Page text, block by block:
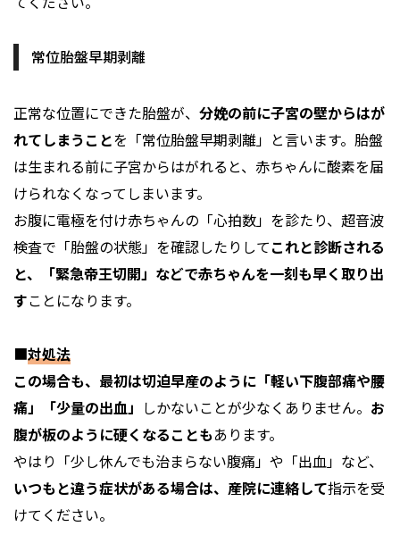
常位胎盤早期剥離
正常な位置にできた胎盤が、 分娩の前に子宮の壁からはが
れてしまうことを「常位胎盤早期剥離」と言います。胎盤
は生まれる前に子宮からはがれると、赤ちゃんに酸素を届
けられなくなってしまいます。
お腹に電極を付け赤ちゃんの「心拍数」を診たり、超音波
検査で「胎盤の状態」を確認したりしてこれと診断される
と、「緊急帝王切開」などで赤ちゃんを一刻も早く取り出
すことになります。
■対処法
この場合も、最初は切迫早産のように「軽い下腹部痛や腰
痛」「少量の出血」 しかないことが少なくありません。 お
腹が板のように硬くなることもあります。
やはり「少し休んでも治まらない腹痛」や「出血」など、
いつもと違う症状がある場合は、産院に連絡して指示を受
けてください。